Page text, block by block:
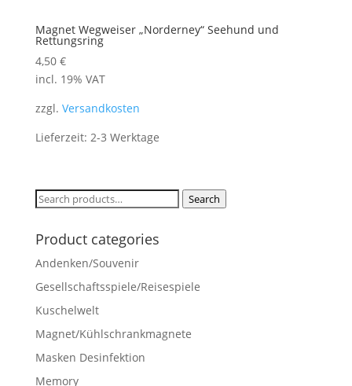
Magnet Wegweiser „Norderney“ Seehund und
Rettungsring
4,50 €
incl. 19% VAT
zzgl. Versandkosten
Lieferzeit: 2-3 Werktage
Search
Search
Product categories
Andenken/Souvenir
Gesellschaftsspiele/Reisespiele
Kuschelwelt
Magnet/Kühlschrankmagnete
Masken Desinfektion
Memory